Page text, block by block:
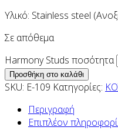
Υλικό: Stainless steel
Σε απόθεμα
Harmony Studs ποσότητα
Προσθήκη στο καλάθι
SKU: E-109 Κατηγορίες:
Περιγραφή
Επιπλέον